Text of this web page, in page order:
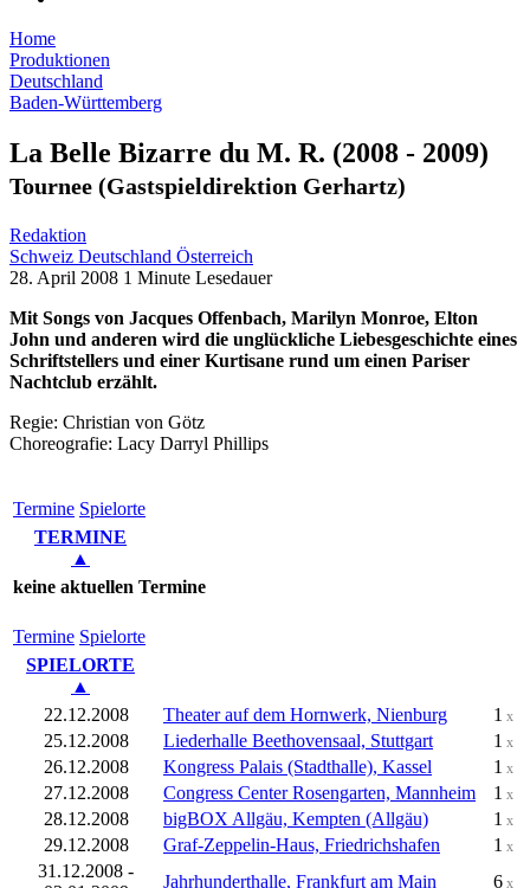
Home
Produktionen
Deutschland
Baden-Württemberg
La Belle Bizarre du M. R. (2008 - 2009)
Tournee (Gastspieldirektion Gerhartz)
Redaktion
Schweiz Deutschland Österreich
28. April 2008 1 Minute Lesedauer
Mit Songs von Jacques Offenbach, Marilyn Monroe, Elton
John und anderen wird die unglückliche Liebesgeschichte eines
Schriftstellers und einer Kurtisane rund um einen Pariser
Nachtclub erzählt.
Regie: Christian von Götz
Choreografie: Lacy Darryl Phillips
Ter­mi­ne Spielorte
TERMINE
▲
keine aktuellen Termine
Ter­mi­ne Spielorte
SPIELORTE
▲
22.12.2008
Theater auf dem Hornwerk, Nienburg 1 x
25.12.2008 Liederhalle Beethovensaal, Stuttgart 1 x
26.12.2008 Kongress Palais (Stadthalle), Kassel 1 x
27.12.2008 Congress Center Rosengarten, Mannheim 1 x
28.12.2008 bigBOX Allgäu, Kempten (Allgäu) 1 x
29.12.2008 Graf-Zeppelin-Haus, Friedrichshafen 1 x
31.12.2008 -
Jahrhunderthalle, Frankfurt am Main 6 x